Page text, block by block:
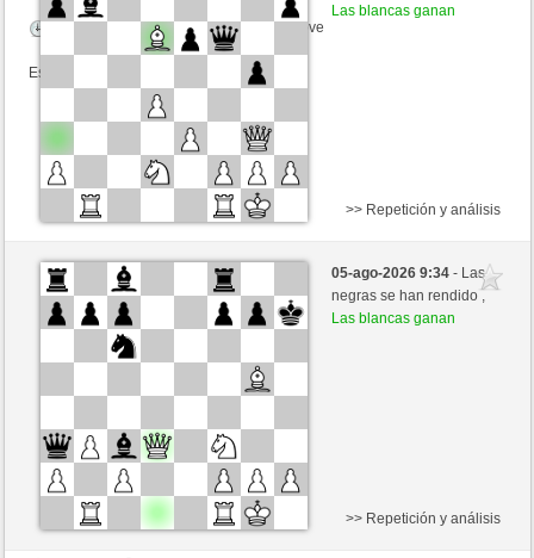
Tiempo: 5 minutes/side + 8 seconds/move
Esta partida es por puntos
Las blancas ganan
Negras
kasch (1209) (-3)
Blancas
GID1955 (1582) (+3)
Tiempo: 4 minutes/side + 9 seconds/move
>> Repetición y análisis
05-ago-2026 9:34- Las
negras se han rendido ,
Las blancas ganan
>> Repetición y análisis